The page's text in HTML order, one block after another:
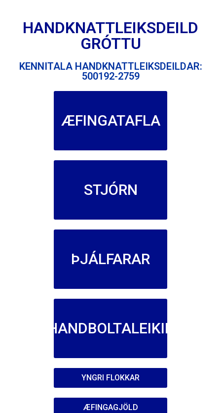
HANDKNATTLEIKSDEILD
GRÓTTU
KENNITALA HANDKNATTLEIKSDEILDAR:
500192-2759
ÆFINGATAFLA
STJÓRN
ÞJÁLFARAR
HANDBOLTALEIKIR
YNGRI FLOKKAR
ÆFINGAGJÖLD